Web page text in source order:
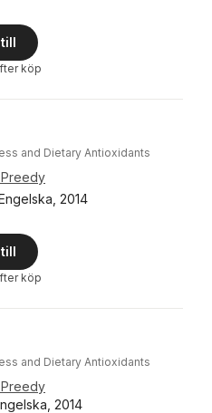
köp
and Dietary Antioxidants
2014
köp
and Dietary Antioxidants
2014